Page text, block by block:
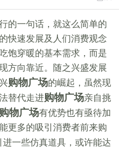
的一句话，就这么简单的
快速发展及人们消费观念
饱穿暖的基本需求，而是
方向靠近。随之兴盛发展
购物广场的崛起，虽然现
替代走进购物广场亲自挑
购物广场有优势也有亟待加
更多的吸引消费者前来购
进一些仿真道具，或许能达